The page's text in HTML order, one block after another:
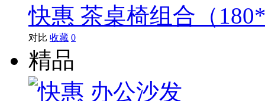
快惠 茶桌椅组合（
对比 收藏 0
精品